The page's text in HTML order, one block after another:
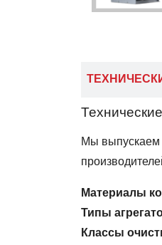
Мы выпускаем
Материалы
Типы
Классы